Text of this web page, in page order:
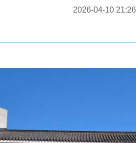
2026-04-10 21:26